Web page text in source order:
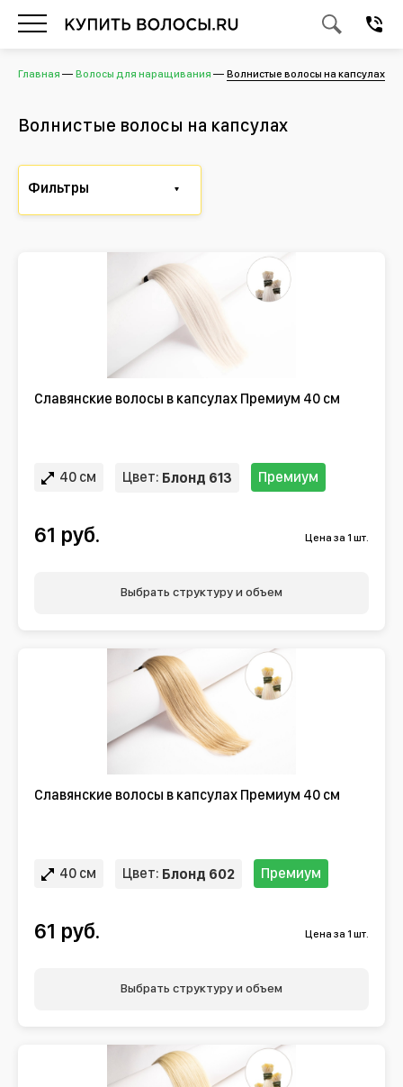
Главная Волосы для наращивания Волнистые волосы на капсулах
Волнистые волосы на капсулах
Фильтры
Славянские волосы в капсулах Премиум 40 см
40 см Цвет: Блонд 613 Премиум
61 руб. Цена за 1 шт.
Выбрать структуру и объем
Славянские волосы в капсулах Премиум 40 см
40 см Цвет: Блонд 602 Премиум
61 руб. Цена за 1 шт.
Выбрать структуру и объем